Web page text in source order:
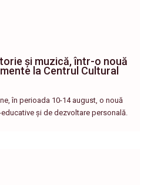
și muzică, într-o nouă
la Centrul Cultural
în perioada 10-14 august, o nouă
și de dezvoltare personală.